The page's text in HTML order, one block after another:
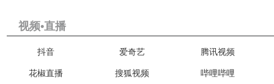
视频•直播
抖音 爱奇艺 腾讯视频
花椒直播 搜狐视频 哔哩哔哩